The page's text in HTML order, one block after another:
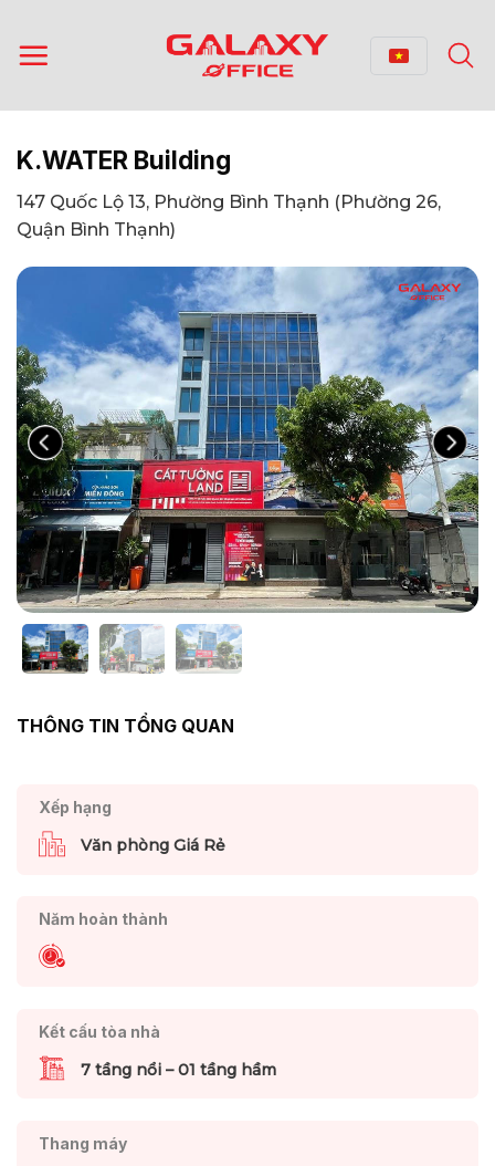
qua
nội
K.WATER Building
147 Quốc Lộ 13, Phường Bình Thạnh (Phường 26,
Quận Bình Thạnh)
THÔNG TIN TỔNG QUAN
Xếp hạng
Văn phòng Giá Rẻ
Năm hoàn thành
Kết cấu tòa nhà
7 tầng nổi – 01 tầng hầm
Thang máy